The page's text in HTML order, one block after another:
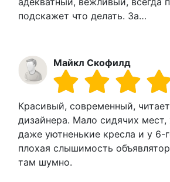
подскажет что делать. За…
Майкл Скофилд
Красивый, современный,
дизайнера. Мало сидячих мест,
даже уютненькие кресла и у 6-
плохая слышимость
там шумно.